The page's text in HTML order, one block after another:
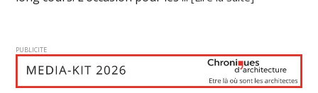
PUBLICITE